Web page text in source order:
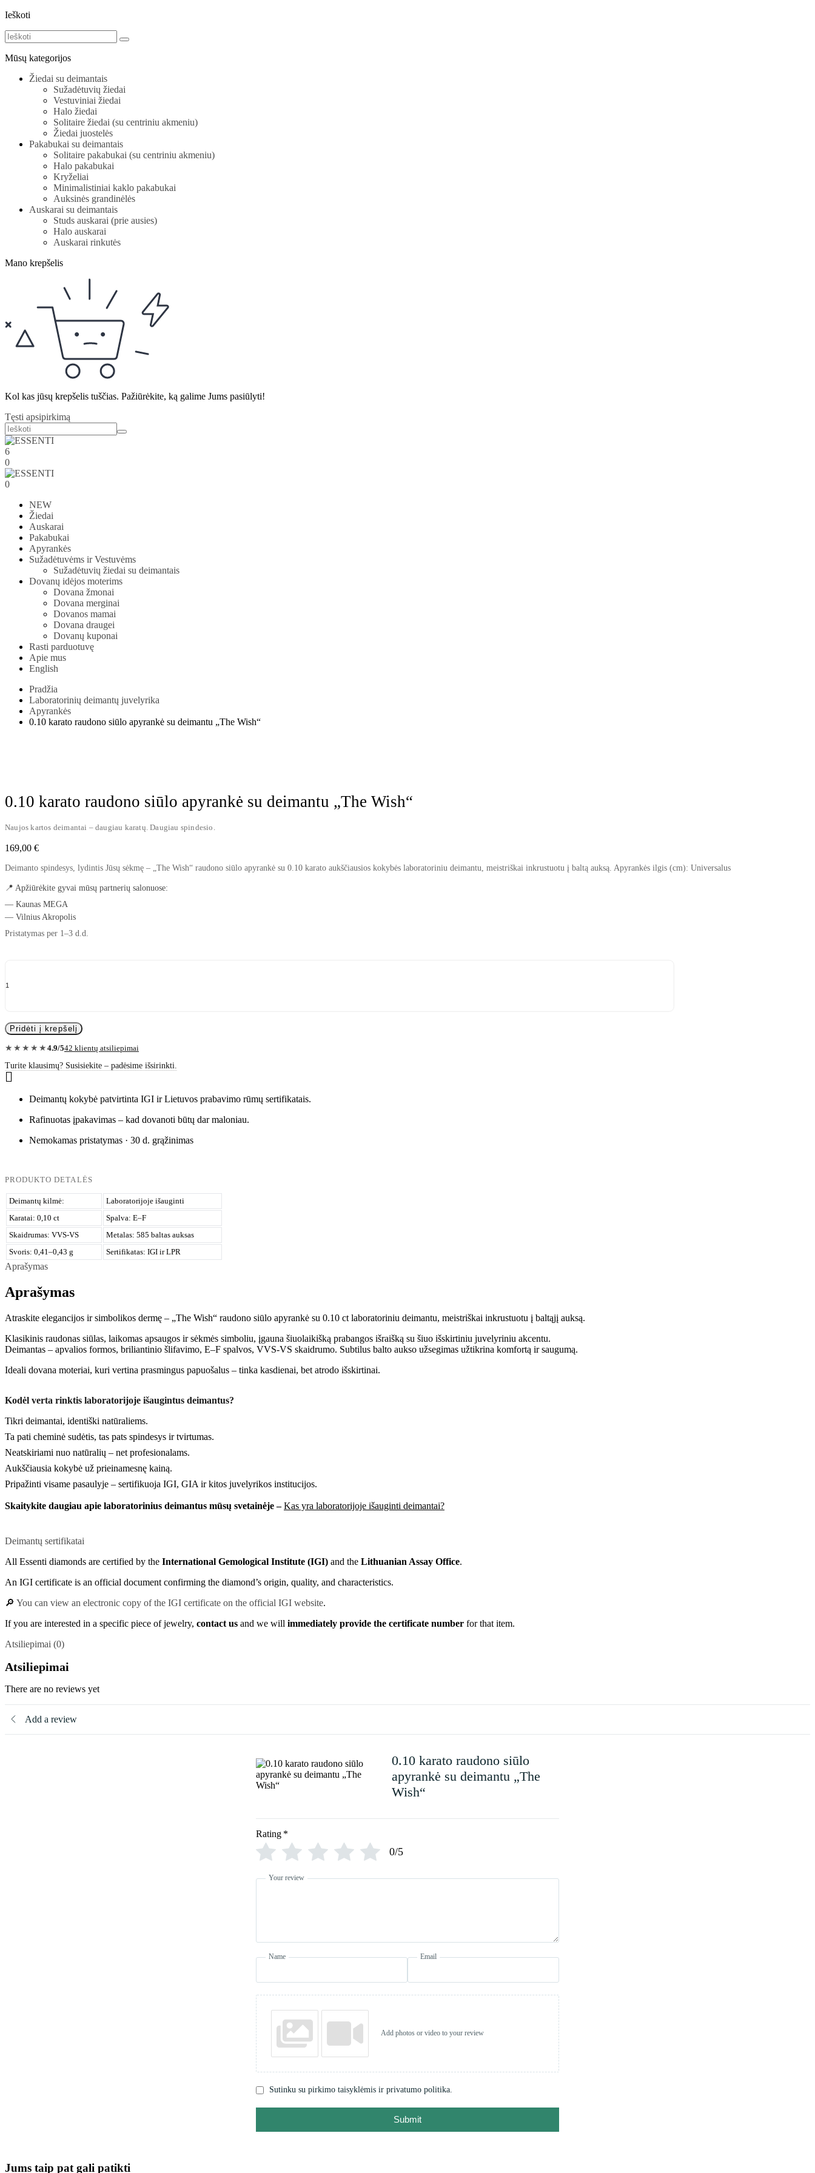
Ieškoti
Mūsų kategorijos
Žiedai su deimantais
Sužadėtuvių žiedai
Vestuviniai žiedai
Halo žiedai
Solitaire žiedai (su centriniu akmeniu)
Žiedai juostelės
Pakabukai su deimantais
Solitaire pakabukai (su centriniu akmeniu)
Halo pakabukai
Kryželiai
Minimalistiniai kaklo pakabukai
Auksinės grandinėlės
Auskarai su deimantais
Studs auskarai (prie ausies)
Halo auskarai
Auskarai rinkutės
Mano krepšelis
Kol kas jūsų krepšelis tuščias. Pažiūrėkite, ką galime Jums pasiūlyti!
Tęsti apsipirkimą
6
0
0
NEW
Žiedai
Auskarai
Pakabukai
Apyrankės
Sužadėtuvėms ir Vestuvėms
Sužadėtuvių žiedai su deimantais
Dovanų idėjos moterims
Dovana žmonai
Dovana merginai
Dovanos mamai
Dovana draugei
Dovanų kuponai
Rasti parduotuvę
Apie mus
English
Pradžia
Laboratorinių deimantų juvelyrika
Apyrankės
0.10 karato raudono siūlo apyrankė su deimantu „The Wish“
0.10 karato raudono siūlo apyrankė su deimantu „The Wish“
Naujos kartos deimantai – daugiau karatų. Daugiau spindesio.
169,00 €
Deimanto spindesys, lydintis Jūsų sėkmę – „The Wish“ raudono siūlo apyrankė su 0.10 karato aukščiausios kokybės laboratoriniu deimantu, meistriškai inkrustuotu į baltą auksą. Apyrankės ilgis (cm): Universalus
📍 Apžiūrėkite gyvai mūsų partnerių salonuose:
— Kaunas MEGA
— Vilnius Akropolis
Pristatymas per 1–3 d.d.
siūlo
Wish“
quantity
Pridėti į krepšelį
★★★★★ 4.9/542 klientų atsiliepimai
Turite klausimų? Susisiekite – padėsime išsirinkti.
Deimantų kokybė patvirtinta IGI ir Lietuvos prabavimo rūmų sertifikatais.
Rafinuotas įpakavimas – kad dovanoti būtų dar maloniau.
Nemokamas pristatymas · 30 d. grąžinimas
PRODUKTO DETALĖS
Deimantų kilmė:
Laboratorijoje išauginti
Karatai: 0,10 ct
Spalva: E–F
Skaidrumas: VVS-VS
Metalas: 585 baltas auksas
Svoris: 0,41–0,43 g
Sertifikatas: IGI ir LPR
Aprašymas
Aprašymas
Atraskite elegancijos ir simbolikos dermę – „The Wish“ raudono siūlo apyrankė su 0.10 ct laboratoriniu deimantu, meistriškai inkrustuotu į baltąjį auksą.
Klasikinis raudonas siūlas, laikomas apsaugos ir sėkmės simboliu, įgauna šiuolaikišką prabangos išraišką su šiuo išskirtiniu juvelyriniu akcentu.
Deimantas – apvalios formos, briliantinio šlifavimo, E–F spalvos, VVS-VS skaidrumo. Subtilus balto aukso užsegimas užtikrina komfortą ir saugumą.
Ideali dovana moteriai, kuri vertina prasmingus papuošalus – tinka kasdienai, bet atrodo išskirtinai.
Kodėl verta rinktis laboratorijoje išaugintus deimantus?
Tikri deimantai, identiški natūraliems.
Ta pati cheminė sudėtis, tas pats spindesys ir tvirtumas.
Neatskiriami nuo natūralių – net profesionalams.
Aukščiausia kokybė už prieinamesnę kainą.
Pripažinti visame pasaulyje – sertifikuoja IGI, GIA ir kitos juvelyrikos institucijos.
Skaitykite daugiau apie laboratorinius deimantus mūsų svetainėje –Kas yra laboratorijoje išauginti deimantai?
Deimantų sertifikatai
All Essenti diamonds are certified by the International Gemological Institute (IGI) and the Lithuanian Assay Office.
An IGI certificate is an official document confirming the diamond’s origin, quality, and characteristics.
🔎 You can view an electronic copy of the IGI certificate on the official IGI website.
If you are interested in a specific piece of jewelry, contact us and we will immediately provide the certificate number for that item.
Atsiliepimai (0)
Atsiliepimai
There are no reviews yet
Add a review
0.10 karato raudono siūlo
apyrankė su deimantu „The
Wish“
Rating *
0/5
Your review
Name Email
Add photos or video to your review
Sutinku su pirkimo taisyklėmis ir privatumo politika.
Submit
Jums taip pat gali patikti